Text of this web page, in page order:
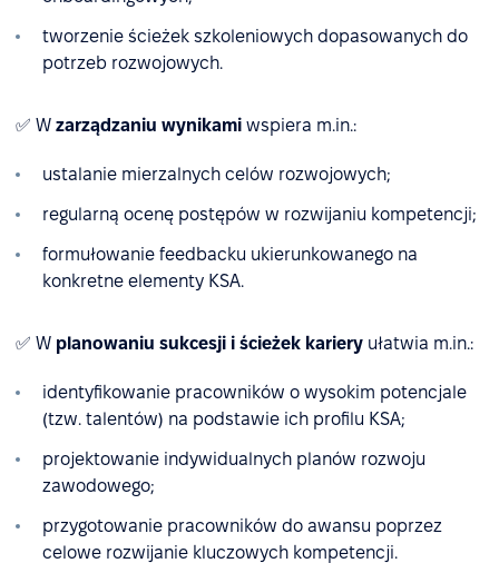
tworzenie ścieżek szkoleniowych dopasowanych do
potrzeb rozwojowych.
✅ W zarządzaniu wynikami wspiera m.in.:
ustalanie mierzalnych celów rozwojowych;
regularną ocenę postępów w rozwijaniu kompetencji;
formułowanie feedbacku ukierunkowanego na
konkretne elementy KSA.
✅ W planowaniu sukcesji i ścieżek kariery ułatwia m.in.:
identyfikowanie pracowników o wysokim potencjale
(tzw. talentów) na podstawie ich profilu KSA;
projektowanie indywidualnych planów rozwoju
zawodowego;
przygotowanie pracowników do awansu poprzez
celowe rozwijanie kluczowych kompetencji.